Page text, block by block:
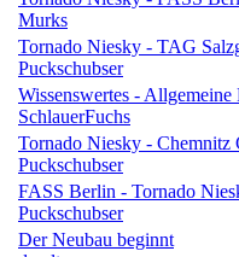
Murks
Tornado Niesky - TAG
Puckschubser
Wissenswertes - Allgemeine
SchlauerFuchs
Tornado Niesky - Chemnitz
Puckschubser
FASS Berlin - Tornado
Puckschubser
Der Neubau beginnt